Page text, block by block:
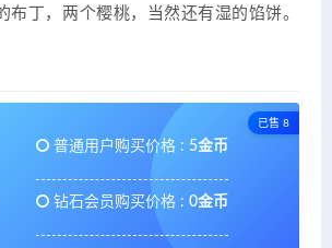
布丁，两个樱桃，当然还有湿的馅饼。
已售 8
普通用户购买价格 : 5金币
钻石会员购买价格 : 0金币